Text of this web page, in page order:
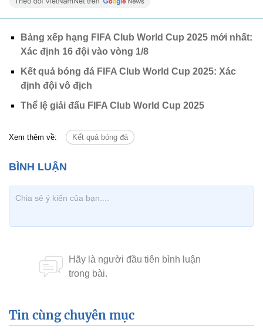
Bảng xếp hạng FIFA Club World Cup 2025 mới nhất:
Xác định 16 đội vào vòng 1/8
Kết quả bóng đá FIFA Club World Cup 2025: Xác
định đội vô địch
Thể lệ giải đấu FIFA Club World Cup 2025
Xem thêm về: Kết quả bóng đá
Tin cùng chuyên mục